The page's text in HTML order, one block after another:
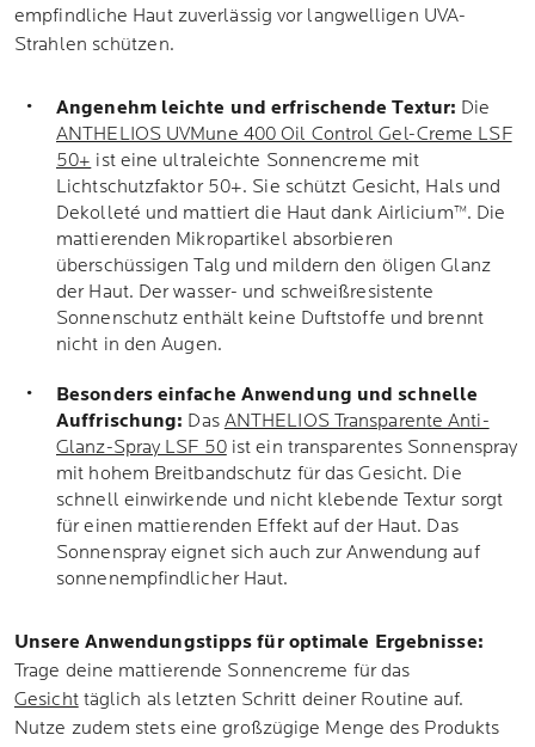
empfindliche Haut zuverlässig vor langwelligen UVA-
Strahlen schützen.
Angenehm leichte und erfrischende Textur: Die
ANTHELIOS UVMune 400 Oil Control Gel-Creme LSF
50+ ist eine ultraleichte Sonnencreme mit
Lichtschutzfaktor 50+. Sie schützt Gesicht, Hals und
Dekolleté und mattiert die Haut dank Airlicium™. Die
mattierenden Mikropartikel absorbieren
überschüssigen Talg und mildern den öligen Glanz
der Haut. Der wasser- und schweißresistente
Sonnenschutz enthält keine Duftstoffe und brennt
nicht in den Augen.
Besonders einfache Anwendung und schnelle
Auffrischung: Das ANTHELIOS Transparente Anti-
Glanz-Spray LSF 50ist ein transparentes Sonnenspray
mit hohem Breitbandschutz für das Gesicht. Die
schnell einwirkende und nicht klebende Textur sorgt
für einen mattierenden Effekt auf der Haut. Das
Sonnenspray eignet sich auch zur Anwendung auf
sonnenempfindlicher Haut.
Unsere Anwendungstipps für optimale Ergebnisse:
Trage deine mattierende Sonnencreme für das
Gesichttäglich als letzten Schritt deiner Routine auf.
Nutze zudem stets eine großzügige Menge des Produkts